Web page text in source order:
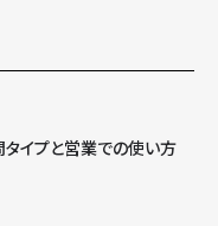
イプと営業での使い方